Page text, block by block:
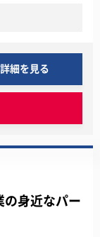
細を見る
身近なパー